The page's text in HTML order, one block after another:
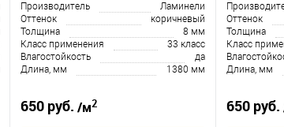
Производитель
Ламинели
Оттенок
коричневый
Толщина
8 мм
Класс применения
33 класс
Влагостойкость
да
Длина, мм
1380 мм
650 руб. /м2
Оттенок
Толщина
Класс
Длина, мм
650 руб.